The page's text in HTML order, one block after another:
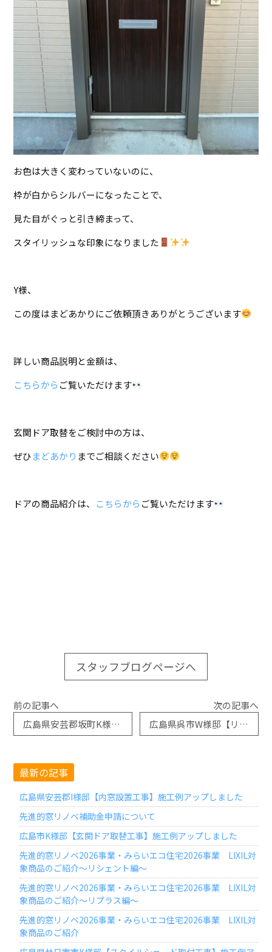
お色は大きく変わっていないのに、
枠が白からシルバーになったことで、
見た目がぐっと引き締まって、
スタイリッシュな印象になりました
Y様、
この度はまどあかりにご依頼頂きありがとうございます
詳しい商品説明と金額は、
こちらから ご覧いただけます
玄関ドア取替をご検討中の方は、
ぜひまどあかり までご相談ください
ドアの商品紹介は、 こちらから ご覧いただけます
スタッフブログページへ
前の記事へ
広島県安芸郡坂町K様邸【面格子取付工事】施工例アップしました
次の記事へ
広島県呉市W様邸【リシェント玄関引戸取替工事】施工例アップしました
最新の記事
広島県安芸郡I様邸【内窓設置工事】施工例アップしました
先進的窓リノベ補助金申請について
広島市K様邸【玄関ドア取替工事】施工例アップしました
先進的窓リノベ2026事業・みらいエコ住宅2026事業 LIXIL対
象商品のご紹介～リシェント編～
先進的窓リノベ2026事業・みらいエコ住宅2026事業 LIXIL対
象商品のご紹介～リプラス編～
先進的窓リノベ2026事業・みらいエコ住宅2026事業 LIXIL対
象商品のご紹介